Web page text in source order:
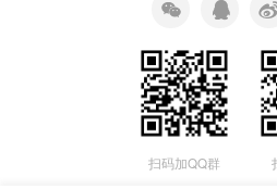
扫码加QQ群